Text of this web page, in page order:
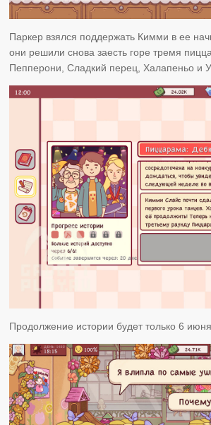
Паркер взялся поддержать Кимми в ее
они решили снова заесть горе тремя
Пепперони, Сладкий перец, Халапеньо и
Продолжение истории будет только 6